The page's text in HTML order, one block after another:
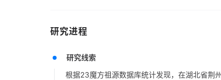
研究进程
研究线索
根据23魔方祖源数据库统计发现，在湖北省荆